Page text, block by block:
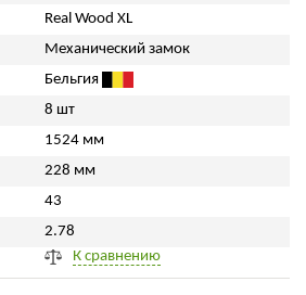
Real Wood XL
Механический замок
Бельгия
8 шт
1524 мм
228 мм
43
2.78
К сравнению